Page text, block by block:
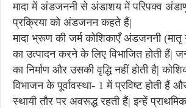
मादा में अंडजननी से अंडाशय में परिपक्व
प्रक्रिया को अंडजनन कहते हैं|
मादा भ्रूण की जर्म कोशिकाएँ अंडजननी
का उत्पादन करने के लिए विभाजित होती हैं|
का निर्माण और उसकी वृद्धि नहीं होती है|
विभाजन के पूर्वावस्था- 1 में प्रविष्ट होती हैं
स्थायी तौर पर अवरूद्ध रहती हैं| इन्हें